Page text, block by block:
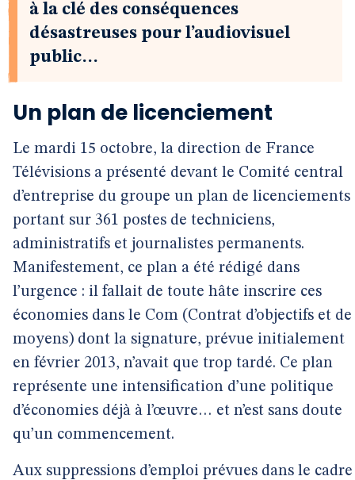
à la clé des conséquences
désastreuses pour l’audiovisuel
public…
Un plan de licenciement
Le mardi 15 octobre, la direction de France
Télévisions a présenté devant le Comité central
d’entreprise du groupe un plan de licenciements
portant sur 361 postes de techniciens,
administratifs et journalistes permanents.
Manifestement, ce plan a été rédigé dans
l’urgence : il fallait de toute hâte inscrire ces
économies dans le Com (Contrat d’objectifs et de
moyens) dont la signature, prévue initialement
en février 2013, n’avait que trop tardé. Ce plan
représente une intensification d’une politique
d’économies déjà à l’œuvre… et n’est sans doute
qu’un commencement.
Aux suppressions d’emploi prévues dans le cadre